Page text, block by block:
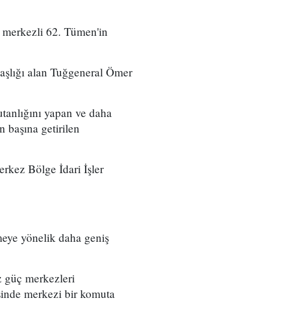
62. Tümen'in
alan Tuğgeneral Ömer
yapan ve daha
başına getirilen
Bölge İdari İşler
yönelik daha geniş
güç merkezleri
merkezi bir komuta